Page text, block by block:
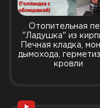
Отопительная
"Ладушка" из
Печная кладка,
дымохода,
кровли